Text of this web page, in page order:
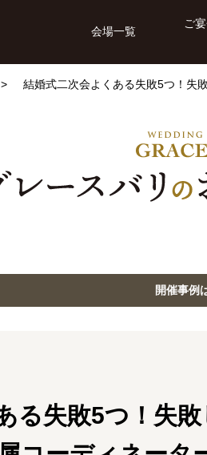
会場一覧
ご
結婚式二次会よくある失敗5つ！失
開催事例
る失敗5つ！失